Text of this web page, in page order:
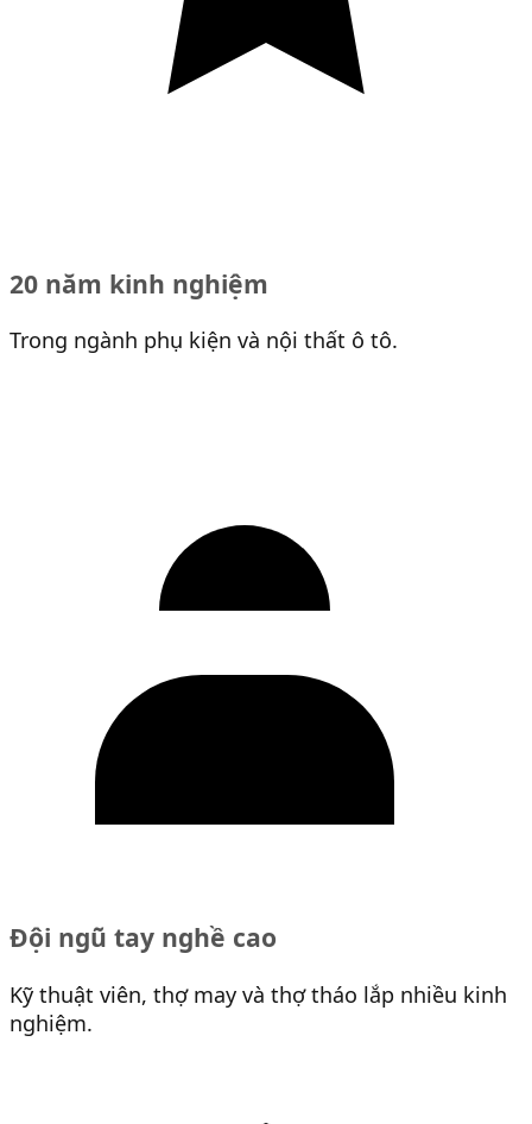
20 năm kinh nghiệm
Trong ngành phụ kiện và nội thất ô tô.
Đội ngũ tay nghề cao
Kỹ thuật viên, thợ may và thợ tháo lắp nhiều kinh
nghiệm.